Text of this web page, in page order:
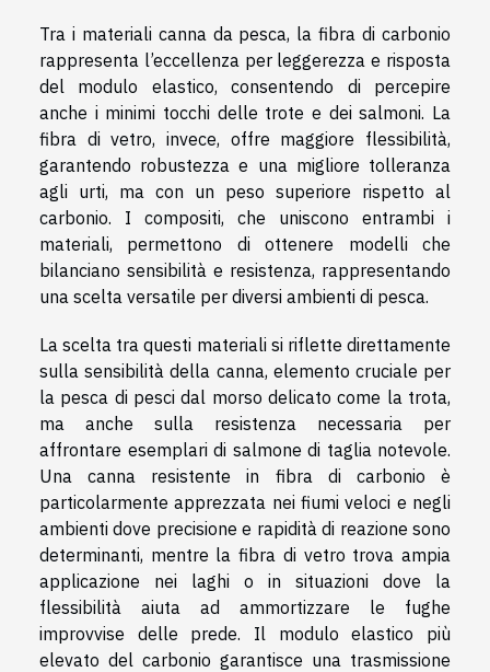
Tra i materiali canna da pesca, la fibra di carbonio
rappresenta l’eccellenza per leggerezza e risposta
del modulo elastico, consentendo di percepire
anche i minimi tocchi delle trote e dei salmoni. La
fibra di vetro, invece, offre maggiore flessibilità,
garantendo robustezza e una migliore tolleranza
agli urti, ma con un peso superiore rispetto al
carbonio. I compositi, che uniscono entrambi i
materiali, permettono di ottenere modelli che
bilanciano sensibilità e resistenza, rappresentando
una scelta versatile per diversi ambienti di pesca.
La scelta tra questi materiali si riflette direttamente
sulla sensibilità della canna, elemento cruciale per
la pesca di pesci dal morso delicato come la trota,
ma anche sulla resistenza necessaria per
affrontare esemplari di salmone di taglia notevole.
Una canna resistente in fibra di carbonio è
particolarmente apprezzata nei fiumi veloci e negli
ambienti dove precisione e rapidità di reazione sono
determinanti, mentre la fibra di vetro trova ampia
applicazione nei laghi o in situazioni dove la
flessibilità aiuta ad ammortizzare le fughe
improvvise delle prede. Il modulo elastico più
elevato del carbonio garantisce una trasmissione